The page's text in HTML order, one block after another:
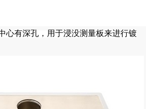
心有深孔，用于浸没测量板来进行镀